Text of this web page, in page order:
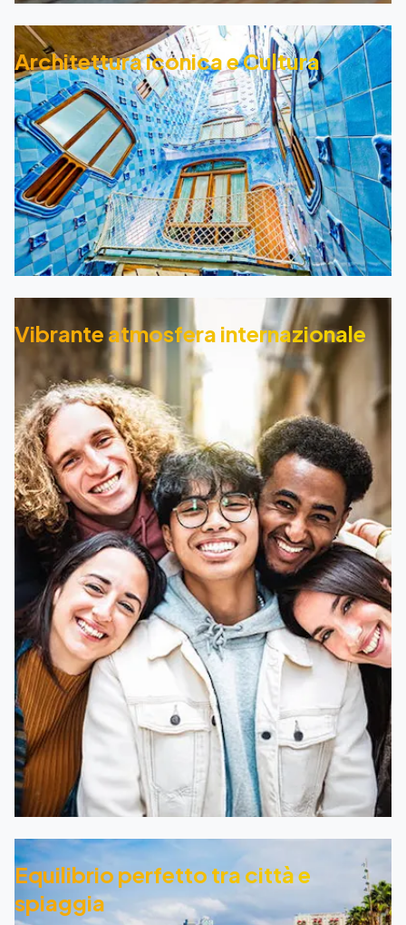
Architettura iconica e Cultura
Vibrante atmosfera internazionale
Equilibrio perfetto tra città e
spiaggia